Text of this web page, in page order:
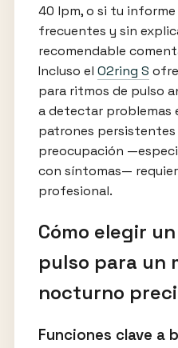
40 lpm, o si tu
frecuentes y sin
recomendable
Incluso el O2ring S
para ritmos de pulso
a detectar problemas
patrones persistentes
preocupación
con síntomas—
profesional.
Cómo elegir
pulso para un
nocturno
Funciones clave a